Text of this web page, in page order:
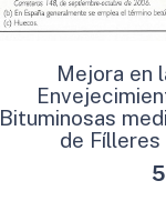
Mejora en
Bituminosas
de Fílleres